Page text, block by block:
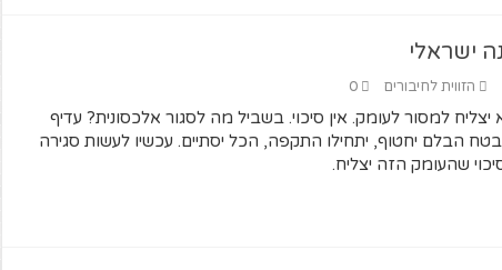
ישראלי
הזווית לחיבורים 0
יצליח למסור לעומק. אין סיכוי. בשביל מה לסגור אלכסונית? עדיף
הבלם יחטוף, יתחילו התקפה, הכל יסתיים. עכשיו לעשות סגירה
שהעומק הזה יצליח.